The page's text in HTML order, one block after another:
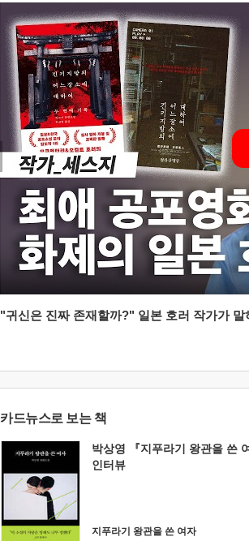
"귀신은 진짜 존재할까?" 일본 호러 작가가
카드뉴스로 보는 책
박상영 『지푸라기 왕관을 쓴
인터뷰
지푸라기 왕관을 쓴 여자